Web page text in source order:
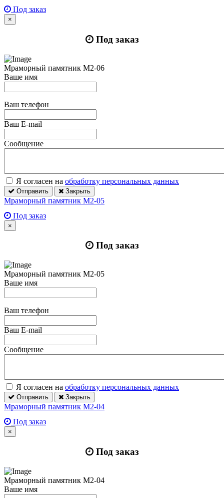
Под заказ
×
Под заказ
Мраморный памятник М2-06
Ваше имя
Ваш телефон
Ваш E-mail
Сообщение
Я согласен на обработку персональных данных
Отправить Закрыть
Мраморный памятник М2-05
Под заказ
×
Под заказ
Мраморный памятник М2-05
Ваше имя
Ваш телефон
Ваш E-mail
Сообщение
Я согласен на обработку персональных данных
Отправить Закрыть
Мраморный памятник М2-04
Под заказ
×
Под заказ
Мраморный памятник М2-04
Ваше имя